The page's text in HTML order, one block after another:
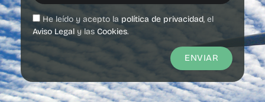
He leído y acepto la política de privacidad, el
Aviso Legal y las Cookies.
ENVIAR